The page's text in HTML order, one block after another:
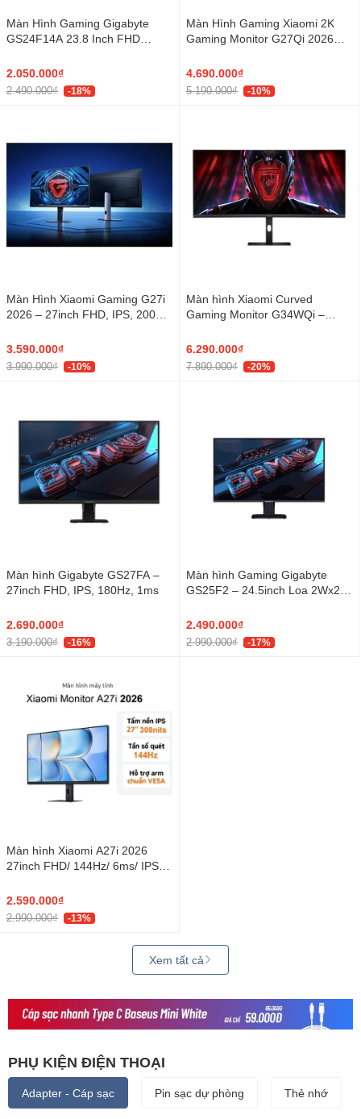
Màn Hình Gaming Gigabyte
GS24F14A 23.8 Inch FHD
2.050.000₫
2.490.000₫ -18%
Màn Hình Gaming Xiaomi 2K
Gaming Monitor G27Qi 2026
1ms)
4.690.000₫
5.190.000₫ -10%
Màn Hình Xiaomi Gaming G27i
2026 – 27inch FHD, IPS, 200Hz,
3.590.000₫
3.990.000₫ -10%
Màn hình Xiaomi Curved
Gaming Monitor G34WQi –
1500R
6.290.000₫
7.890.000₫ -20%
Màn hình Gigabyte GS27FA –
27inch FHD, IPS, 180Hz, 1ms
2.690.000₫
3.190.000₫ -16%
Màn hình Gaming Gigabyte
GS25F2 – 24.5inch Loa 2Wx2,
2.490.000₫
2.990.000₫ -17%
Màn hình Xiaomi A27i 2026
27inch FHD/ 144Hz/ 6ms/ IPS
2.590.000₫
2.990.000₫ -13%
Xem tất cả
PHỤ KIỆN ĐIỆN THOẠI
Adapter - Cáp sạc Pin sạc dự phòng Thẻ nhớ